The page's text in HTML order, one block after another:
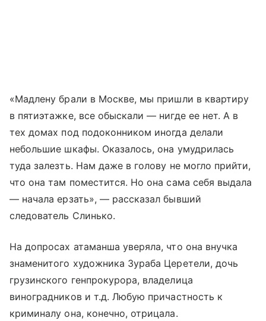
«Мадлену брали в Москве, мы пришли в квартиру
в пятиэтажке, все обыскали — нигде ее нет. А в
тех домах под подоконником иногда делали
небольшие шкафы. Оказалось, она умудрилась
туда залезть. Нам даже в голову не могло прийти,
что она там поместится. Но она сама себя выдала
— начала ерзать», — рассказал бывший
следователь Слинько.
На допросах атаманша уверяла, что она внучка
знаменитого художника Зураба Церетели, дочь
грузинского генпрокурора, владелица
виноградников и т.д. Любую причастность к
криминалу она, конечно, отрицала.